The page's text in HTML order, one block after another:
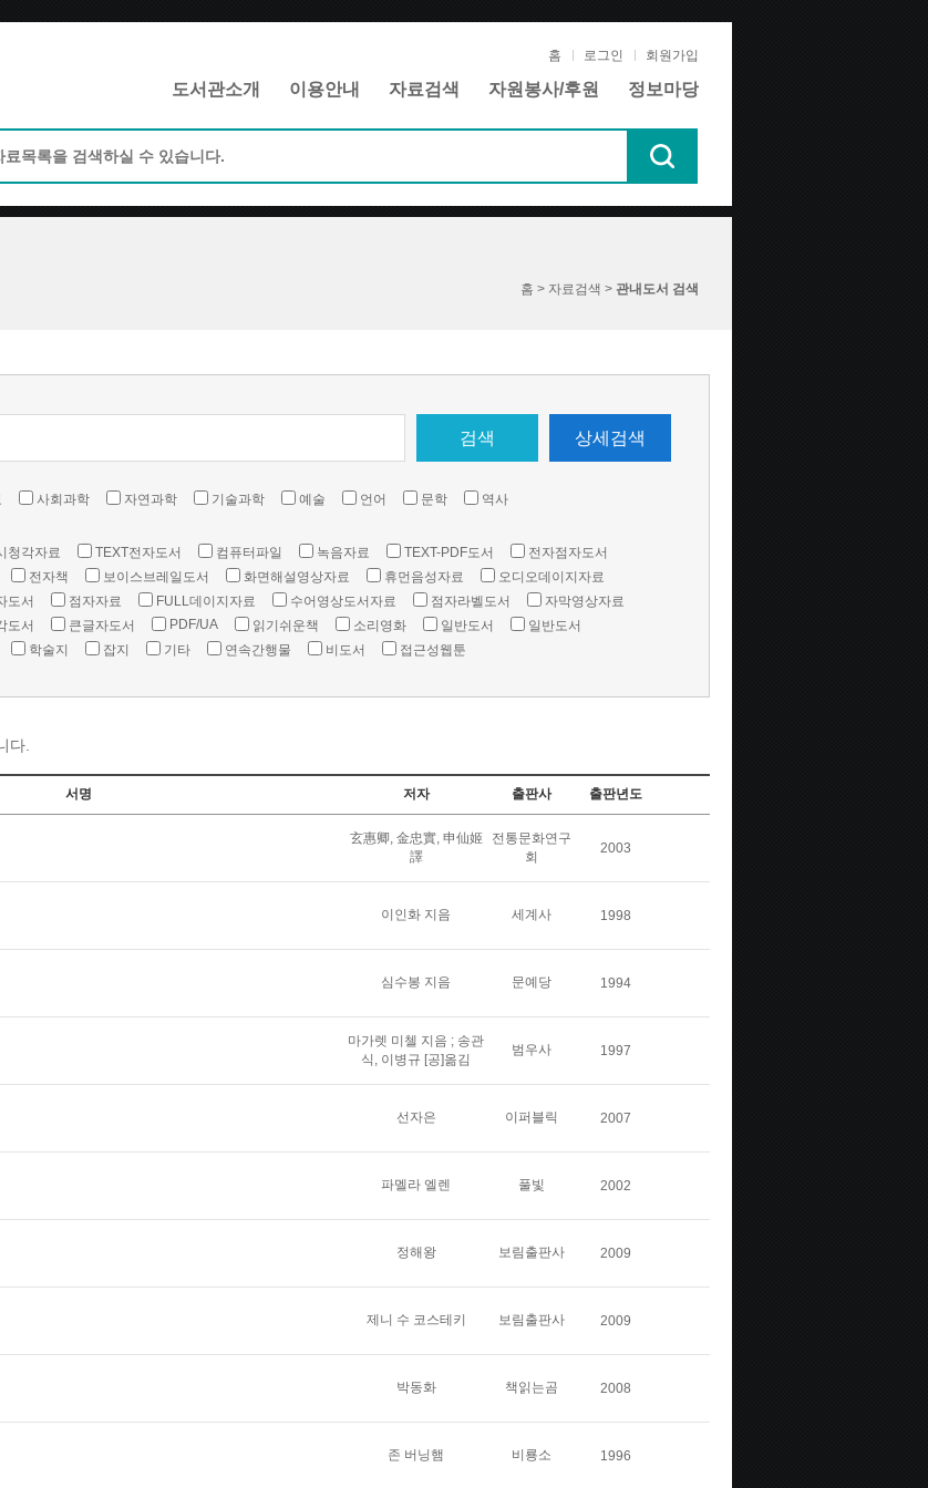
홈 로그인 회원가입
도서관소개 이용안내 자료검색 자원봉사/후원 정보마당
홈 > 자료검색 > 관내도서 검색
검색 상세검색
사회과학 자연과학 기술과학 예술 언어 문학 역사
청각자료 TEXT전자도서 컴퓨터파일 녹음자료 TEXT-PDF도서
전자점자도서
전자책 보이스브레일도서 화면해설영상자료 휴먼음성자료
오디오데이지자료
도서 점자자료 FULL데이지자료 수어영상도서자료 점자라벨도서
자막영상자료
도서 큰글자도서 PDF/UA 읽기쉬운책 소리영화 일반도서
일반도서
학술지 잡지 기타 연속간행물 비도서 접근성웹툰
다.
서명 저자 출판사 출판년도
玄惠卿, 金忠實, 申仙姬
譯
전통문화연구
회
2003
이인화 지음 세계사 1998
심수봉 지음 문예당 1994
마가렛 미첼 지음 ; 송관
식, 이병규 [공]옮김
범우사 1997
선자은 이퍼블릭 2007
파멜라 엘렌 풀빛 2002
정해왕 보림출판사 2009
제니 수 코스테키 보림출판사 2009
박동화 책읽는곰 2008
존 버닝햄 비룡소 1996